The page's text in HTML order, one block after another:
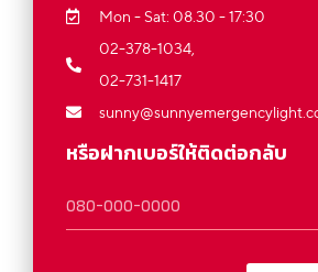
Mon - Sat: 08.30 - 17:30
02-378-1034,
02-731-1417
หรือฝากเบอร์ให้ติดต่อกลับ